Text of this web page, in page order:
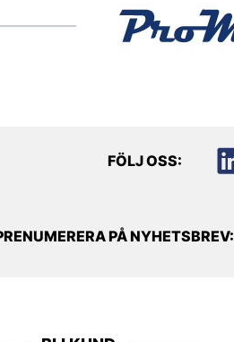
FÖLJ OSS:
PÅ NYHETSBREV: